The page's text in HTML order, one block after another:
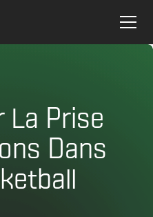
La Prise
Dans